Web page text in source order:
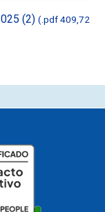
(2) (.pdf 409,72